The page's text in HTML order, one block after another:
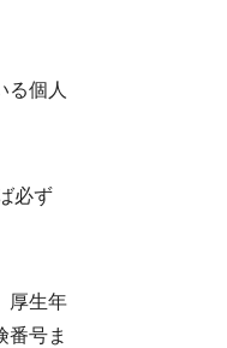
る個人
必ず
厚生年
番号ま